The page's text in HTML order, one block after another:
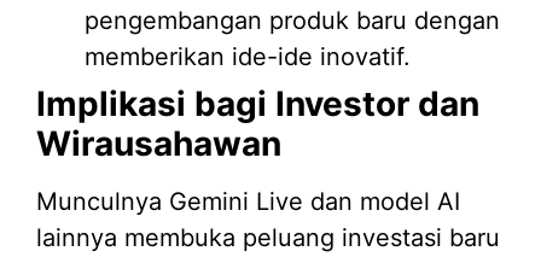
pengembangan produk baru dengan
memberikan ide-ide inovatif.
Implikasi bagi Investor dan
Wirausahawan
Munculnya Gemini Live dan model AI
lainnya membuka peluang investasi baru